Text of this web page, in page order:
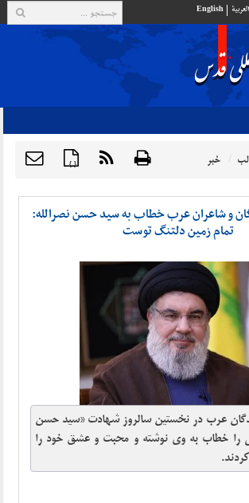
العربية English
{ } خبر
و شاعران عرب خطاب به سید حسن نصرالله:
تمام زمین دلتنگ توست
عرب در نخستین سالروز شهادت «سید حسن
را خطاب به وی نوشته و محبت و عشق خود را